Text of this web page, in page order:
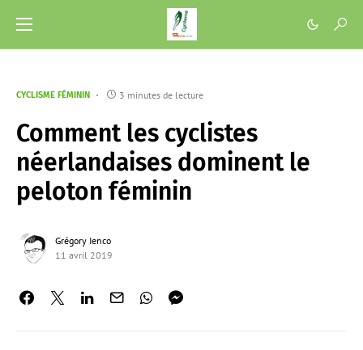
CYCLISME FÉMININ 3 minutes de lecture
Comment les cyclistes
néerlandaises dominent le
peloton féminin
Grégory Ienco
11 avril 2019